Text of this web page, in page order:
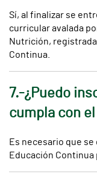
Sí, al finalizar se
curricular avalada
Nutrición,
Continua.
7.-¿Puedo
cumpla con
Es necesario que
Educación Continua